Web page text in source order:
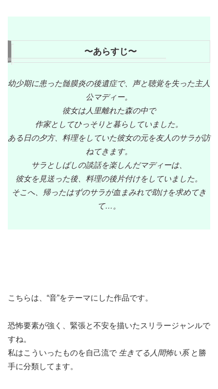
〜あらすじ〜
幼少期に患った髄膜炎の後遺症で、声と聴覚を失った主人
公マディー。
彼女は人里離れた森の中で
作家としてひっそりと暮らしていました。
ある日の夕方、料理をしていた彼女の元を友人のサラが訪
ねてきます。
サラとしばしの談話を楽しんだマディーは、
彼女を見送った後、料理の後片付けをしていました。
そこへ、帰ったはずのサラが血まみれで助けを求めてき
て…。
こちらは、“音”をテーマにした作品です。
恐怖要素が強く、緊張と不安を描いたスリラージャンルで
すね。
私はこういったものを自己流で 生きてる人間怖い系 と勝
手に分類してます。